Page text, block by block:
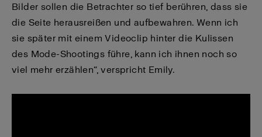
Bilder sollen die Betrachter so tief berühren, dass sie
die Seite herausreißen und aufbewahren. Wenn ich
sie später mit einem Videoclip hinter die Kulissen
des Mode-Shootings führe, kann ich ihnen noch so
viel mehr erzählen“, verspricht Emily.